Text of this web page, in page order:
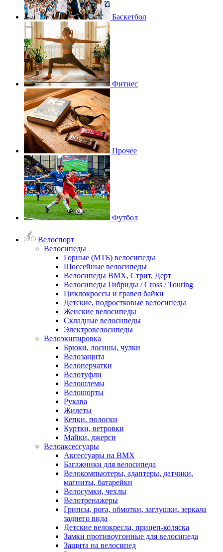
Баскетбол
Фитнес
Прочее
Футбол
Велоспорт
Велосипеды
Горные (МТБ) велосипеды
Шоссейные велосипеды
Велосипеды BMX, Стрит, Дерт
Велосипеды Гибриды / Cross / Touring
Циклокроссы и гравел байки
Детские, подростковые велосипеды
Женские велосипеды
Складные велосипеды
Электровелосипеды
Велоэкипировка
Брюки, лосины, чулки
Велозащита
Велоперчатки
Велотуфли
Велошлемы
Велошорты
Рукава
Жилеты
Кепки, полоски
Куртки, ветровки
Майки, джерси
Велоаксессуары
Аксессуары на BMX
Багажники для велосипеда
Велокомпьютеры, адаптеры, датчики,
магниты, батарейки
Велосумки, чехлы
Велотренажеры
Грипсы, рога, обмотки, заглушки, зеркала
заднего вида
Детские велокресла, прицеп-коляска
Замки противоугонные для велосипеда
Защита на велосипед